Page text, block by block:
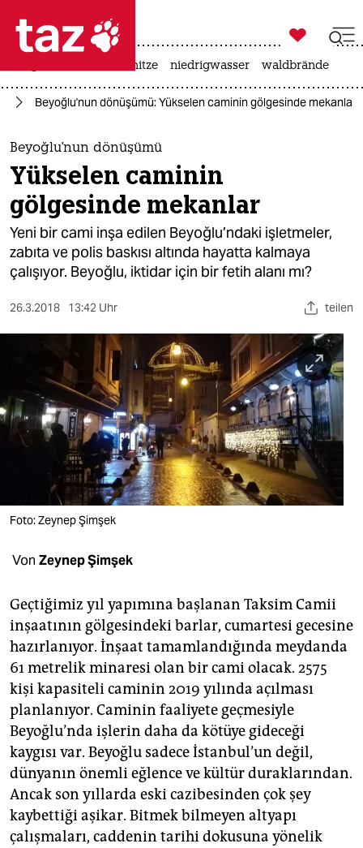
 taz zahl ich
taz zahl ich
themen
politik
öko
gesellschaft
sport
nord
wahrheit
verlag
verlag
shop
fragen & hilfe
unterstützen
abo
genossenschaft
epaper login

taz zahl ich
hitze niedrigwasser waldbrände
Beyoğlu'nun dönüşümü: Yükselen caminin gölgesinde mekanlar
Beyoğlu'nun dönüşümü
Yükselen caminin
gölgesinde mekanlar
Yeni bir cami inşa edilen Beyoğlu’ndaki işletmeler,
zabıta ve polis baskısı altında hayatta kalmaya
çalışıyor. Beyoğlu, iktidar için bir fetih alanı mı?
26.3.2018 13:42 Uhr teilen
Foto: Zeynep Şimşek
Von Zeynep Şimşek
Geçtiğimiz yıl yapımına başlanan Taksim Camii
inşaatının gölgesindeki barlar, cumartesi gecesine
hazırlanıyor. İnşaat tamamlandığında meydanda
61 metrelik minaresi olan bir cami olacak. 2575
kişi kapasiteli caminin 2019 yılında açılması
planlanıyor. Caminin faaliyete geçmesiyle
Beyoğlu’nda işlerin daha da kötüye gideceği
kaygısı var. Beyoğlu sadece İstanbul’un değil,
dünyanın önemli eğlence ve kültür duraklarından.
Ancak son yıllarda eski cazibesinden çok şey
kaybettiği aşikar. Bitmek bilmeyen altyapı
çalışmaları, caddenin tarihi dokusuna yönelik